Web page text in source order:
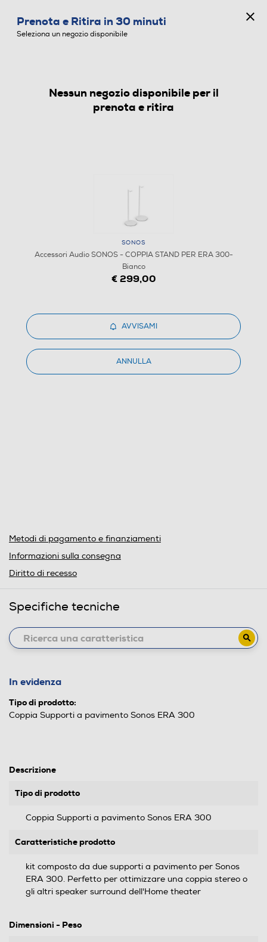
ACCESSORI AUDIO
2
Dettagli Prodotto Confronta
Metodi di pagamento e finanziamenti
Informazioni sulla consegna
Diritto di recesso
Specifiche tecniche
In evidenza
Tipo di prodotto:
Coppia Supporti a pavimento Sonos ERA 300
Descrizione
Tipo di prodotto
Coppia Supporti a pavimento Sonos ERA 300
Caratteristiche prodotto
kit composto da due supporti a pavimento per Sonos
ERA 300. Perfetto per ottimizzare una coppia stereo o
gli altri speaker surround dell'Home theater
Dimensioni - Peso
Prenota e Ritira in 30 minuti
Seleziona un negozio disponibile
Nessun negozio disponibile per il
prenota e ritira
SONOS
Accessori Audio SONOS - COPPIA STAND PER ERA 300-
Bianco
€ 299,00
AVVISAMI
ANNULLA